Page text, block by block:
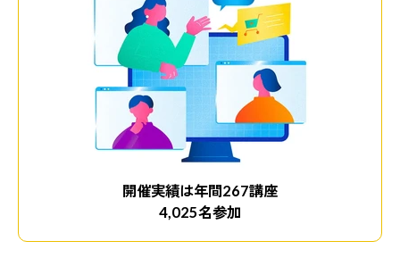
開催実績は年間267講座
4,025名参加